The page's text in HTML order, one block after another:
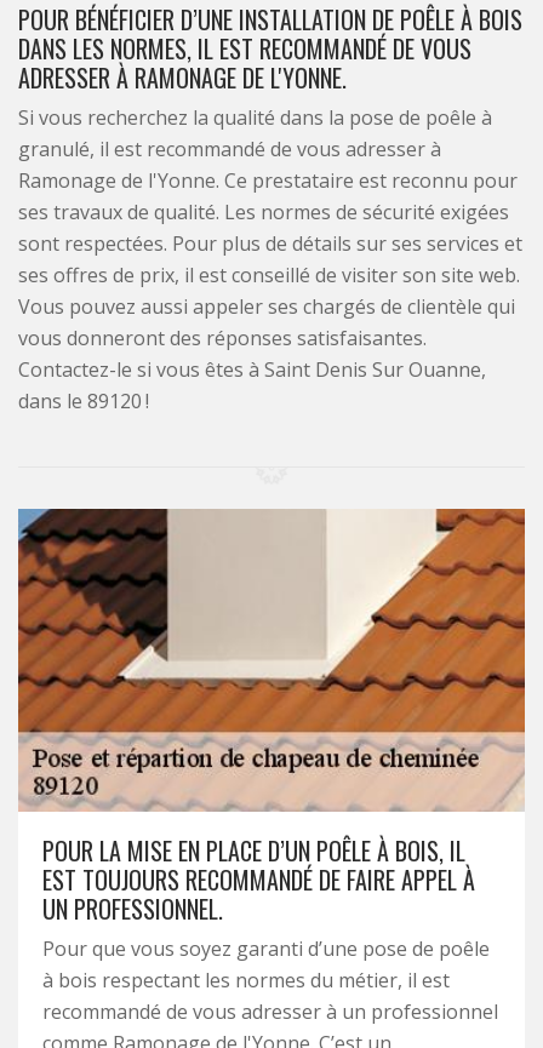
POUR BÉNÉFICIER D’UNE INSTALLATION DE POÊLE À BOIS
DANS LES NORMES, IL EST RECOMMANDÉ DE VOUS
ADRESSER À RAMONAGE DE L'YONNE.
Si vous recherchez la qualité dans la pose de poêle à
granulé, il est recommandé de vous adresser à
Ramonage de l'Yonne. Ce prestataire est reconnu pour
ses travaux de qualité. Les normes de sécurité exigées
sont respectées. Pour plus de détails sur ses services et
ses offres de prix, il est conseillé de visiter son site web.
Vous pouvez aussi appeler ses chargés de clientèle qui
vous donneront des réponses satisfaisantes.
Contactez-le si vous êtes à Saint Denis Sur Ouanne,
dans le 89120 !
POUR LA MISE EN PLACE D’UN POÊLE À BOIS, IL
EST TOUJOURS RECOMMANDÉ DE FAIRE APPEL À
UN PROFESSIONNEL.
Pour que vous soyez garanti d’une pose de poêle
à bois respectant les normes du métier, il est
recommandé de vous adresser à un professionnel